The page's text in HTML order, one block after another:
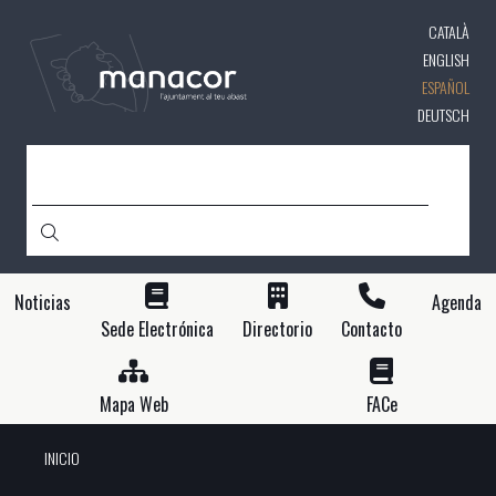
contenido
principal
CATALÀ
ENGLISH
ESPAÑOL
DEUTSCH
Noticias
Sede Electrónica
Directorio Contacto
Agenda
Mapa Web FACe
INICIO